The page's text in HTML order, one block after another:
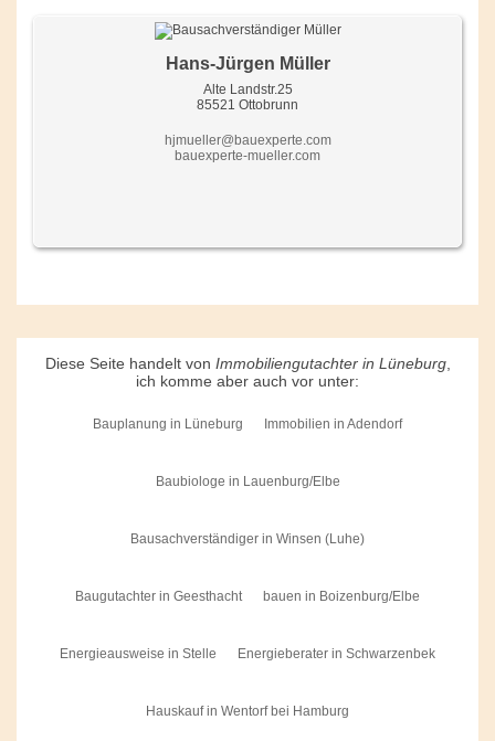
Hans-Jürgen Müller
Alte Landstr.25
85521 Ottobrunn
hjmueller@bauexperte.com
bauexperte-mueller.com
Diese Seite handelt von Immobiliengutachter in Lüneburg,
ich komme aber auch vor unter:
Bauplanung in Lüneburg Immobilien in Adendorf
Baubiologe in Lauenburg/Elbe
Bausachverständiger in Winsen (Luhe)
Baugutachter in Geesthacht bauen in Boizenburg/Elbe
Energieausweise in Stelle Energieberater in Schwarzenbek
Hauskauf in Wentorf bei Hamburg